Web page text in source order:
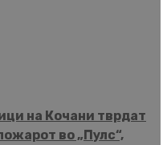
на Кочани тврдат
во „Пулс“,